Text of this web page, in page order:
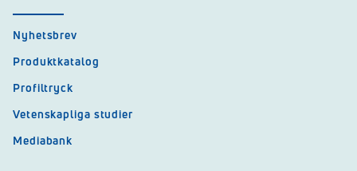
Nyhetsbrev
Produktkatalog
Profiltryck
Vetenskapliga studier
Mediabank